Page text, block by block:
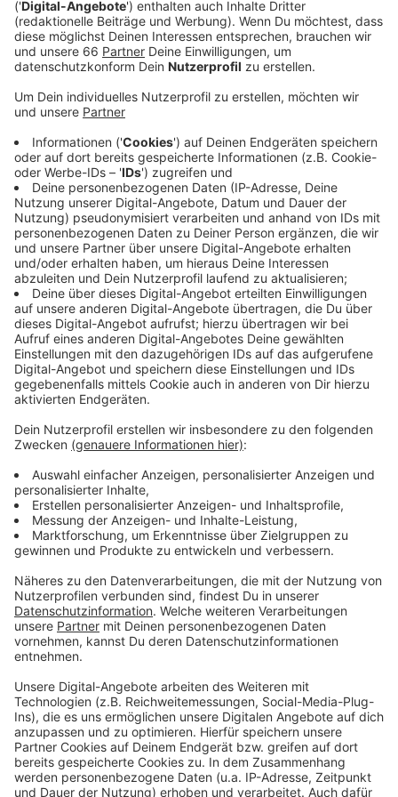
Anzeige
Laut der Gewerkschaft Verdi hat das Unternehmen
Flugzeugabfertigung. Viele Airlines hatten schon am
Abend (26. Januar) erste Flüge für heute gecancelt.
Der Flughafen hatte darauf hingewiesen, dass man
sich bei seiner Airline oder dem Reiseveranstalter zum
Flugstatus informieren soll. Verdi hat die Aviapartner-
Beschäftigten zum Streik aufgerufen, weil Aviapartner
ab dem 1. April bei der Abfertigung raus ist. Statt
dessen sollen andere Unternehmen zum Zuge kommen
- sie seien noch ohne Personal, würden aber die bisher
bei Aviapartner Beschäftigten nur zu deutlich
schlechteren Konditionen übernehmen, heißt es von
Verdi. Der Flughafenverband ADV kritisiert, dass
Passagiere die Leidtragenden des Streiks seien.
Anzeige
Weitere Infos und Links zum Thema
Anzeige
So knapp informiert der Flughafen
Der Streik hatte sich angedeutet